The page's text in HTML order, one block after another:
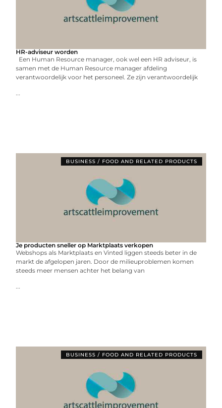
HR-adviseur worden
Een Human Resource manager, ook wel een HR adviseur, is
samen met de Human Resource manager afdeling
verantwoordelijk voor het personeel. Ze zijn verantwoordelijk
...
BUSINESS / FOOD AND RELATED PRODUCTS
Je producten sneller op Marktplaats verkopen
Webshops als Marktplaats en Vinted liggen steeds beter in de
markt de afgelopen jaren. Door de milieuproblemen komen
steeds meer mensen achter het belang van
...
BUSINESS / FOOD AND RELATED PRODUCTS